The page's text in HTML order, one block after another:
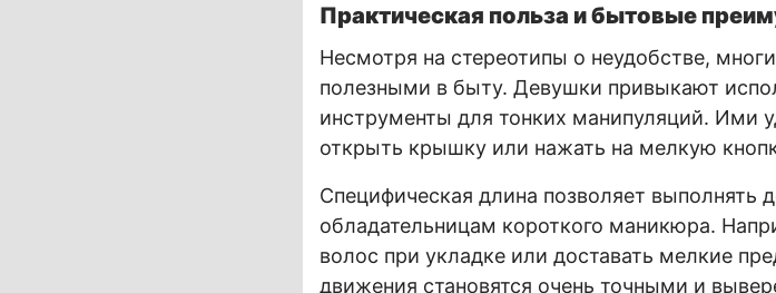
Практическая польза и бытовые
Несмотря на стереотипы о неудобстве,
полезными в быту. Девушки привыкают
инструменты для тонких манипуляций. Ими
открыть крышку или нажать на мелкую
Специфическая длина позволяет выполнять
обладательницам короткого маникюра.
волос при укладке или доставать мелкие
движения становятся очень точными и